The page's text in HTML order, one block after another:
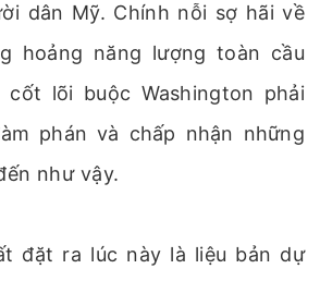
dân Mỹ. Chính nỗi sợ hãi về
hoảng năng lượng toàn cầu
lõi buộc Washington phải
phán và chấp nhận những
như vậy.
đặt ra lúc này là liệu bản dự